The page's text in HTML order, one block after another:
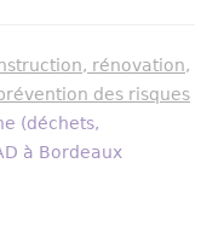
rénovation,
des risques
(déchets,
à Bordeaux